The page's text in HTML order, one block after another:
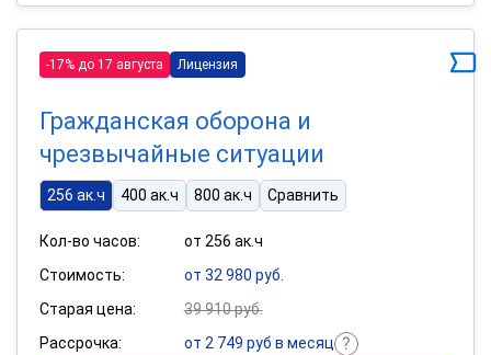
-17% до 17 августа Лицензия
Гражданская оборона и
чрезвычайные ситуации
256 ак.ч 400 ак.ч 800 ак.ч Сравнить
Кол-во часов:
от 256 ак.ч
Стоимость:
от 32 980 руб.
Старая цена:
39 910 руб.
Рассрочка:
от 2 749 руб в месяц